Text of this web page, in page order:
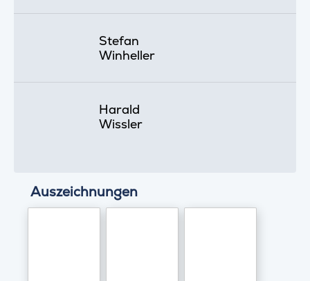
Stefan
Winheller
Harald
Wissler
Auszeichnungen